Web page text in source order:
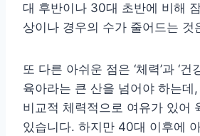
대 후반이나 30대 초반에 비해
상이나 경우의 수가 줄어드는 것
또 다른 아쉬운 점은 ‘체력’과 ‘건
육아라는 큰 산을 넘어야 하는데
비교적 체력적으로 여유가 있어
있습니다. 하지만 40대 이후에